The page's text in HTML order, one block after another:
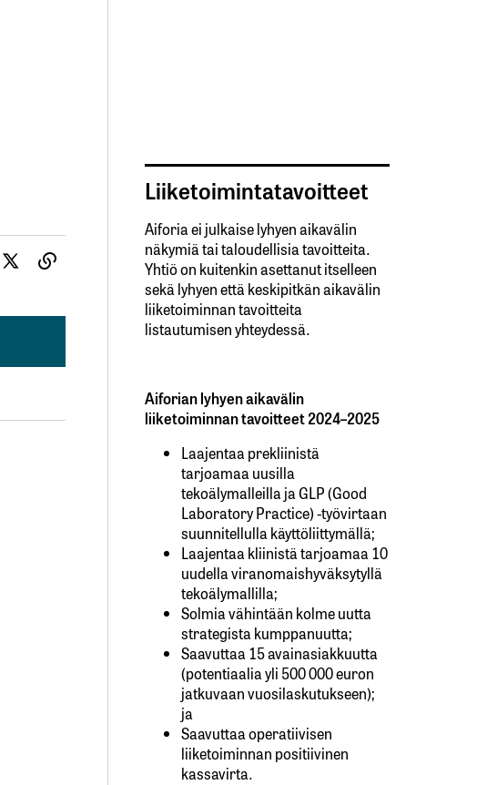
Liiketoimintatavoitteet
Aiforia ei julkaise lyhyen aikavälin
näkymiä tai taloudellisia tavoitteita.
Yhtiö on kuitenkin asettanut itselleen
sekä lyhyen että keskipitkän aikavälin
liiketoiminnan tavoitteita
listautumisen yhteydessä.
Aiforian lyhyen aikavälin
liiketoiminnan tavoitteet 2024–2025
Laajentaa prekliinistä
tarjoamaa uusilla
tekoälymalleilla ja GLP (Good
Laboratory Practice) -työvirtaan
suunnitellulla käyttöliittymällä;
Laajentaa kliinistä tarjoamaa 10
uudella viranomaishyväksytyllä
tekoälymallilla;
Solmia vähintään kolme uutta
strategista kumppanuutta;
Saavuttaa 15 avainasiakkuutta
(potentiaalia yli 500 000 euron
jatkuvaan vuosilaskutukseen);
ja
Saavuttaa operatiivisen
liiketoiminnan positiivinen
kassavirta.